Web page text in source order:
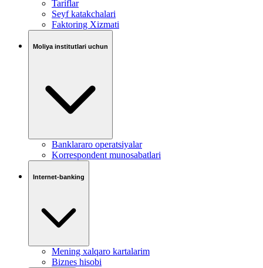
Tariflar
Seyf katakchalari
Faktoring Xizmati
Moliya institutlari uchun
Banklararo operatsiyalar
Korrespondent munosabatlari
Internet-banking
Mening xalqaro kartalarim
Biznes hisobi